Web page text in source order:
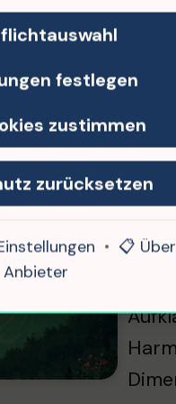
ist
zur
Die
oft
festlegen
zustimmen
zurücksetzen
• 📋
Anbieter